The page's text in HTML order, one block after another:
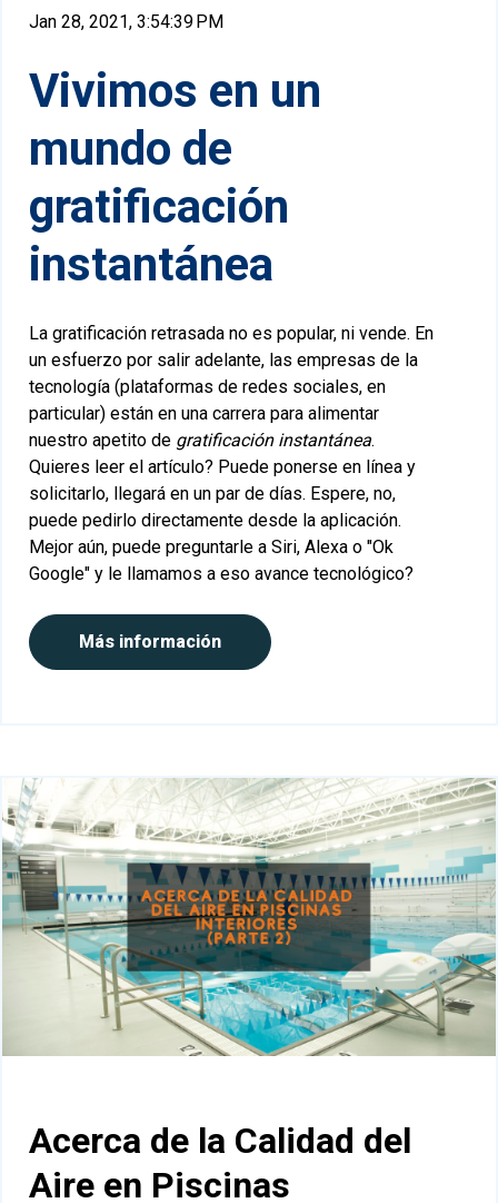
Jan 28, 2021, 3:54:39 PM
Vivimos en un
mundo de
gratificación
instantánea
La gratificación retrasada no es popular, ni vende. En
un esfuerzo por salir adelante, las empresas de la
tecnología (plataformas de redes sociales, en
particular) están en una carrera para alimentar
nuestro apetito de gratificación instantánea.
Quieres leer el artículo? Puede ponerse en línea y
solicitarlo, llegará en un par de días. Espere, no,
puede pedirlo directamente desde la aplicación.
Mejor aún, puede preguntarle a Siri, Alexa o "Ok
Google" y le llamamos a eso avance tecnológico?
Más información
Acerca de la Calidad del
Aire en Piscinas